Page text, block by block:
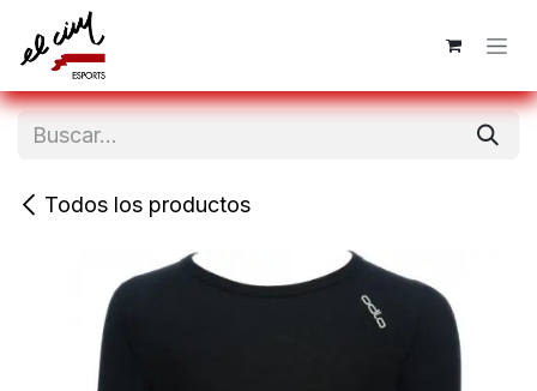
Ir al contenido
Todos los productos